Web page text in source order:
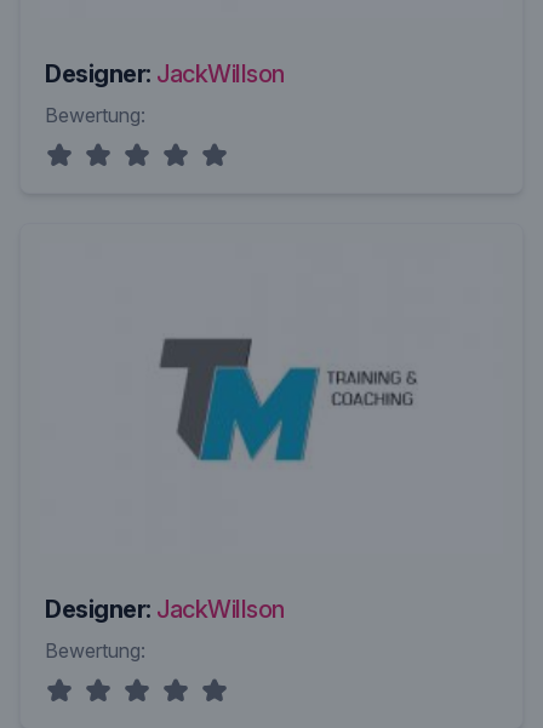
Designer: JackWillson
Bewertung:
Designer: JackWillson
Bewertung: